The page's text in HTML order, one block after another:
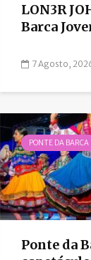
LON3R
Barca
7 Agosto,
PONTE DA BARCA
Ponte da